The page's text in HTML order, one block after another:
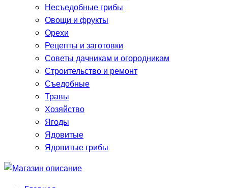
Несъедобные грибы
Овощи и фрукты
Орехи
Рецепты и заготовки
Советы дачникам и огородникам
Строительство и ремонт
Съедобные
Травы
Хозяйство
Ягоды
Ядовитые
Ядовитые грибы